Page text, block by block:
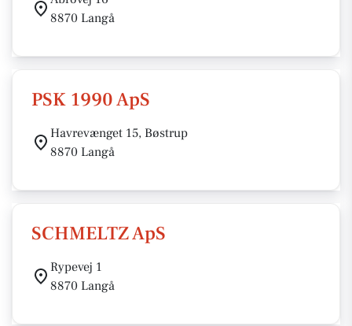
8870 Langå
PSK 1990 ApS
Havrevænget 15, Bøstrup
8870 Langå
SCHMELTZ ApS
Rypevej 1
8870 Langå